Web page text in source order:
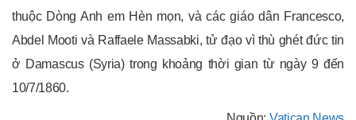
thuộc Dòng Anh em Hèn mọn, và các giáo dân Francesco,
Abdel Mooti và Raffaele Massabki, tử đạo vì thù ghét đức tin
ở Damascus (Syria) trong khoảng thời gian từ ngày 9 đến
10/7/1860.